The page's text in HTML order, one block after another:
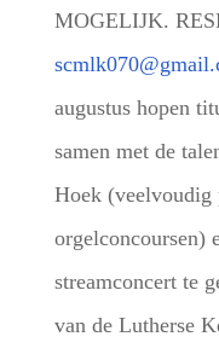
MOGELIJK.
augustus hopen
samen met de
Hoek
orgelconcoursen)
streamconcert te
van de Lutherse